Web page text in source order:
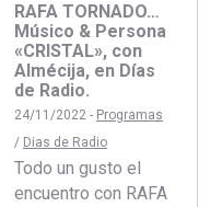
RAFA TORNADO…
Músico & Persona
«CRISTAL», con
Almécija, en Días
de Radio.
24/11/2022 - Programas
/ Dias de Radio
Todo un gusto el
encuentro con RAFA